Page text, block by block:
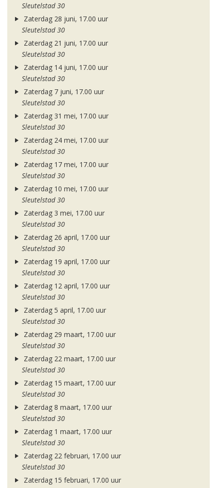
Sleutelstad 30
Zaterdag 28 juni, 17.00 uur
Sleutelstad 30
Zaterdag 21 juni, 17.00 uur
Sleutelstad 30
Zaterdag 14 juni, 17.00 uur
Sleutelstad 30
Zaterdag 7 juni, 17.00 uur
Sleutelstad 30
Zaterdag 31 mei, 17.00 uur
Sleutelstad 30
Zaterdag 24 mei, 17.00 uur
Sleutelstad 30
Zaterdag 17 mei, 17.00 uur
Sleutelstad 30
Zaterdag 10 mei, 17.00 uur
Sleutelstad 30
Zaterdag 3 mei, 17.00 uur
Sleutelstad 30
Zaterdag 26 april, 17.00 uur
Sleutelstad 30
Zaterdag 19 april, 17.00 uur
Sleutelstad 30
Zaterdag 12 april, 17.00 uur
Sleutelstad 30
Zaterdag 5 april, 17.00 uur
Sleutelstad 30
Zaterdag 29 maart, 17.00 uur
Sleutelstad 30
Zaterdag 22 maart, 17.00 uur
Sleutelstad 30
Zaterdag 15 maart, 17.00 uur
Sleutelstad 30
Zaterdag 8 maart, 17.00 uur
Sleutelstad 30
Zaterdag 1 maart, 17.00 uur
Sleutelstad 30
Zaterdag 22 februari, 17.00 uur
Sleutelstad 30
Zaterdag 15 februari, 17.00 uur